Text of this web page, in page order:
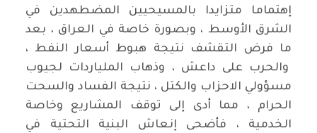
إهتماما متزايدا بالمسيحيين المضطهدين في
الشرق الأوسط ، وبصورة خاصة في العراق ، بعد
ما فرض التقشف نتيجة هبوط أسعار النفط ،
والحرب على داعش ، وذهاب الملياردات لجيوب
مسؤولي الاحزاب والكتل ، نتيجة الفساد والسحت
الحرام ، مما أدى إلى توقف المشاريع وخاصة
الخدمية ، فأضحى إنعاش البنية التحتية في